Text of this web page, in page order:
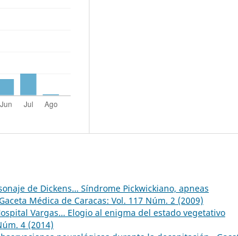
de Dickens… Síndrome Pickwickiano, apneas
Médica de Caracas: Vol. 117 Núm. 2 (2009)
Vargas… Elogio al enigma del estado vegetativo
4 (2014)